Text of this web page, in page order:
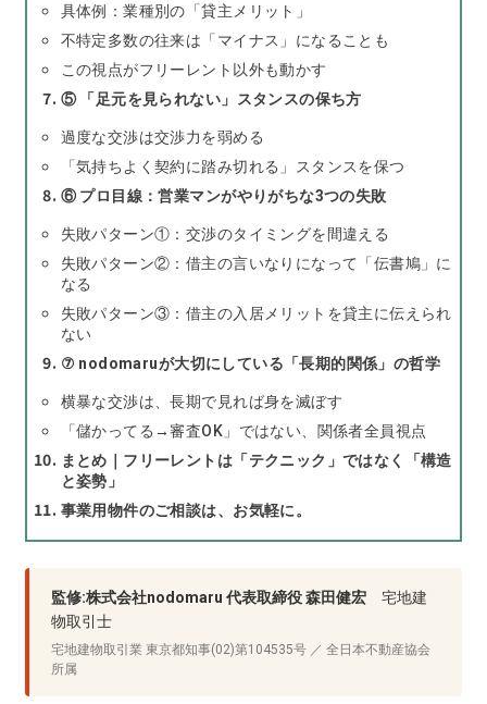
具体例：業種別の「貸主メリット」
不特定多数の往来は「マイナス」になることも
この視点がフリーレント以外も動かす
⑤ 「足元を見られない」スタンスの保ち方
過度な交渉は交渉力を弱める
「気持ちよく契約に踏み切れる」スタンスを保つ
⑥ プロ目線：営業マンがやりがちな3つの失敗
失敗パターン①：交渉のタイミングを間違える
失敗パターン②：借主の言いなりになって「伝書鳩」に
なる
失敗パターン③：借主の入居メリットを貸主に伝えられ
ない
⑦ nodomaruが大切にしている「長期的関係」の哲学
横暴な交渉は、長期で見れば身を滅ぼす
「儲かってる→審査OK」ではない、関係者全員視点
まとめ｜フリーレントは「テクニック」ではなく「構造
と姿勢」
事業用物件のご相談は、お気軽に。
監修:株式会社nodomaru 代表取締役 森田健宏宅地建
物取引士
宅地建物取引業 東京都知事(02)第104535号 ／ 全日本不動産協会
所属